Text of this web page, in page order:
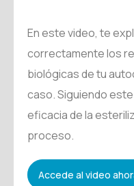
En este video, te
correctamente los
biológicas de tu
caso. Siguiendo
eficacia de la
proceso.
Accede al video